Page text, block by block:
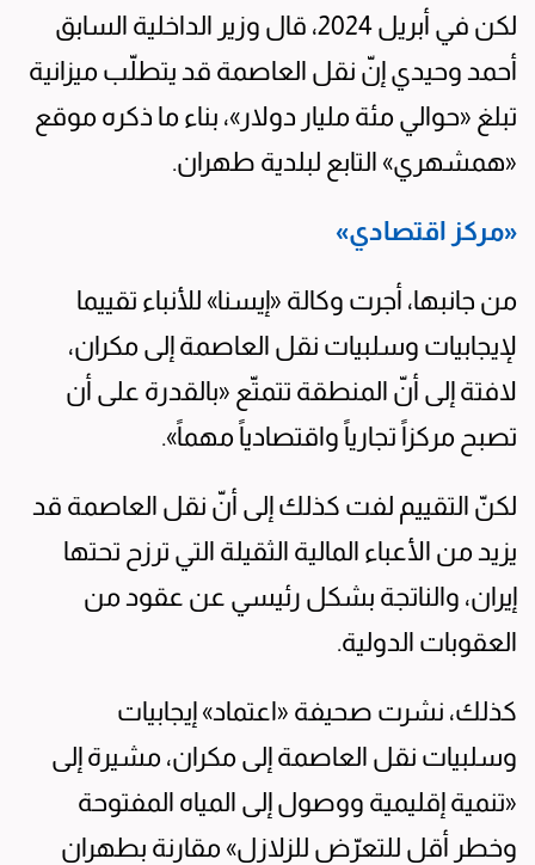
لكن في أبريل 2024، قال وزير الداخلية السابق
أحمد وحيدي إنّ نقل العاصمة قد يتطلّب ميزانية
تبلغ «حوالي مئة مليار دولار»، بناء ما ذكره موقع
«همشهري» التابع لبلدية طهران.
«مركز اقتصادي»
من جانبها، أجرت وكالة «إيسنا» للأنباء تقييما
لإيجابيات وسلبيات نقل العاصمة إلى مكران،
لافتة إلى أنّ المنطقة تتمتّع «بالقدرة على أن
تصبح مركزاً تجارياً واقتصادياً مهماً».
لكنّ التقييم لفت كذلك إلى أنّ نقل العاصمة قد
يزيد من الأعباء المالية الثقيلة التي ترزح تحتها
إيران، والناتجة بشكل رئيسي عن عقود من
العقوبات الدولية.
كذلك، نشرت صحيفة «اعتماد» إيجابيات
وسلبيات نقل العاصمة إلى مكران، مشيرة إلى
«تنمية إقليمية ووصول إلى المياه المفتوحة
وخطر أقل للتعرّض للزلازل» مقارنة بطهران